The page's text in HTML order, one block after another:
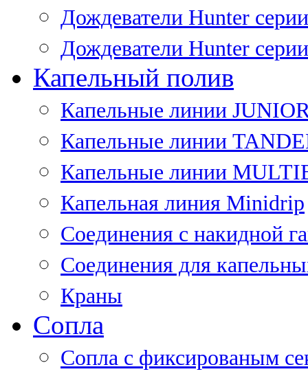
Дождеватели Hunter
Дождеватели Hunter
Капельный полив
Капельные линии
Капельные линии
Капельные линии
Капельная линия Minidrip
Соединения с накидной
Соединения для
Краны
Сопла
Cопла с фиксированым